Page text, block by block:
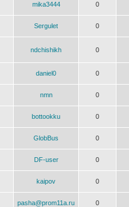
mika3444 0
Sergulet 0
ndchishikh 0
daniel0 0
nmn 0
bottookku 0
GlobBus 0
DF-user 0
kaipov 0
pasha@prom11a.ru 0